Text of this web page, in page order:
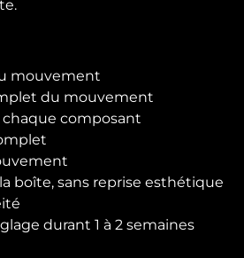
mouvement
du mouvement
composant
boîte, sans reprise esthétique
durant 1 à 2 semaines